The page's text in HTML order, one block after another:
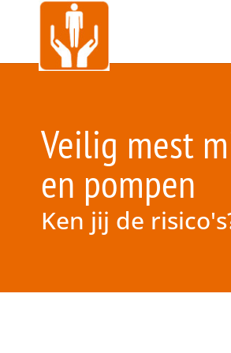
Veilig mest
en pompen
Ken jij de